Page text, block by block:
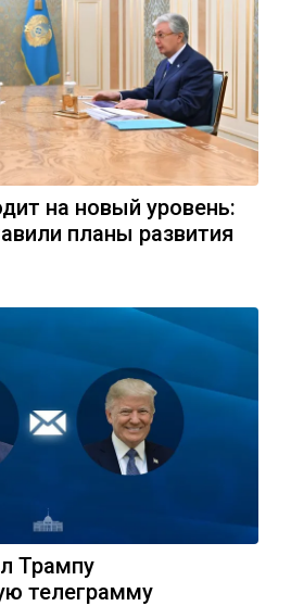
на новый уровень:
планы развития
Трампу
телеграмму